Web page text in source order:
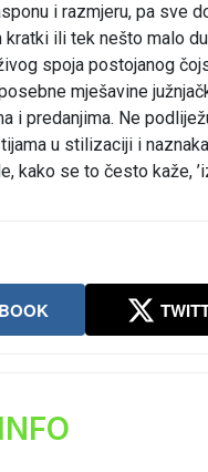
i razmjeru, pa sve
ili tek nešto malo
spoja postojanog
mješavine
i predanjima. Ne
u stilizaciji i
kako se to često kaže,